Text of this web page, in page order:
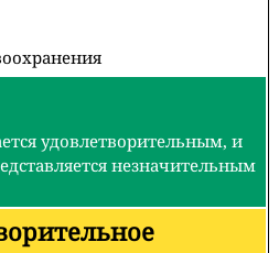
удовлетворительным, и
незначительным